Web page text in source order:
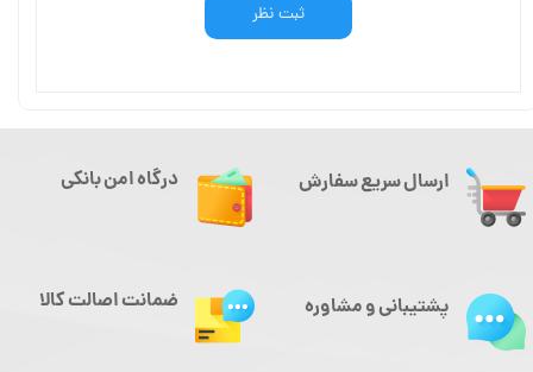
ثبت نظر
ارسال سریع سفارش درگاه امن بانکی
پشتیبانی و مشاوره ضمانت اصالت کالا